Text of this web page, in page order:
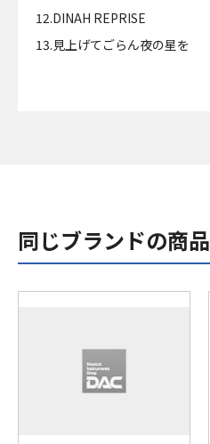
12.DINAH REPRISE
13.見上げてごらん夜の星を
同じブランドの商品